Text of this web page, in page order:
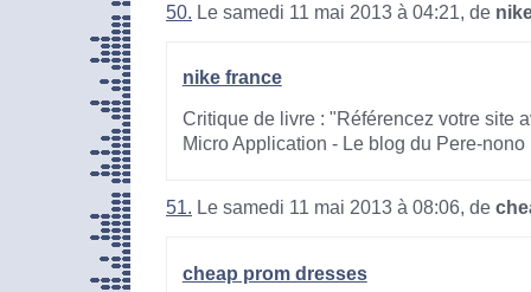
50. Le samedi 11 mai 2013 à 04:21, de
nike france
Critique de livre : "Référencez votre site
Micro Application - Le blog du Pere-nono
51. Le samedi 11 mai 2013 à 08:06, de
cheap prom dresses